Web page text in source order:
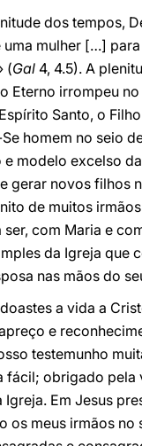
dos tempos,
uma mulher […]
(Gal 4, 4.5). A
Eterno irrompeu
Santo, o
homem no seio
modelo excelso
gerar novos filhos
de muitos
ser, com Maria e
da Igreja que
nas mãos do
a vida a
e
testemunho
fácil; obrigado pela
Em Jesus
os meus irmãos no